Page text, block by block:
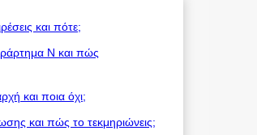
και πότε;
Ν και πώς
και ποια όχι;
και πώς το τεκμηριώνεις;